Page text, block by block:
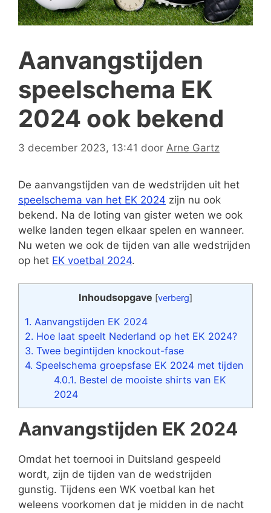
Aanvangstijden
speelschema EK
2024 ook bekend
3 december 2023, 13:41 door Arne Gartz
De aanvangstijden van de wedstrijden uit het
speelschema van het EK 2024 zijn nu ook
bekend. Na de loting van gister weten we ook
welke landen tegen elkaar spelen en wanneer.
Nu weten we ook de tijden van alle wedstrijden
op het EK voetbal 2024.
Inhoudsopgave [verberg]
1. Aanvangstijden EK 2024
2. Hoe laat speelt Nederland op het EK 2024?
3. Twee begintijden knockout-fase
4. Speelschema groepsfase EK 2024 met tijden
4.0.1. Bestel de mooiste shirts van EK
2024
Aanvangstijden EK 2024
Omdat het toernooi in Duitsland gespeeld
wordt, zijn de tijden van de wedstrijden
gunstig. Tijdens een WK voetbal kan het
weleens voorkomen dat je midden in de nacht